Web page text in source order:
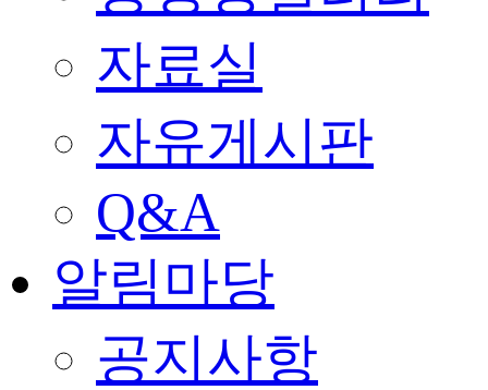
자료실
자유게시판
Q&A
알림마당
공지사항